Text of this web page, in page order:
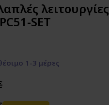
λειτουργίες
SET
1-3 μέρες